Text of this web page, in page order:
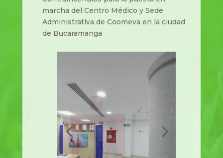
marcha del Centro Médico y Sede
Administrativa de Coomeva en la ciudad
de Bucaramanga